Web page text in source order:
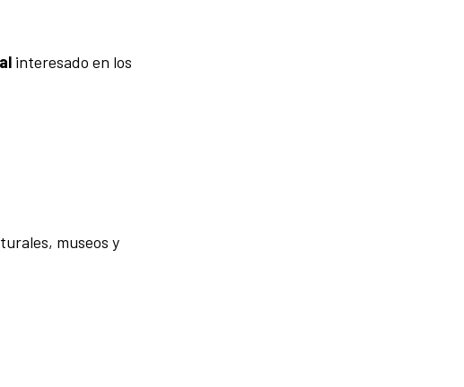
interesado en los
museos y